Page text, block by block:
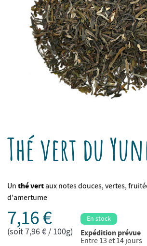
Thé vert du
Un thé vertaux notes douces, vertes,
d'amertume
7,16 €
(soit 7,96 € / 100g)
En stock
Expédition prévue
Entre 13 et 14 jours